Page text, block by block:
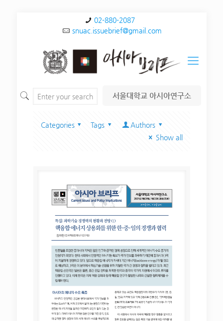
02-880-2087
snuac.issuebrief@gmail.com
서울대학교 아시아연구소
Categories Tags
Authors
Show all